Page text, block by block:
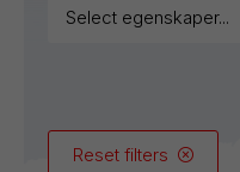
select egenskaper...
Reset filters